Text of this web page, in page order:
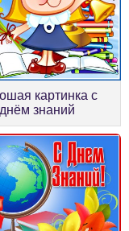
картинка с
днём знаний